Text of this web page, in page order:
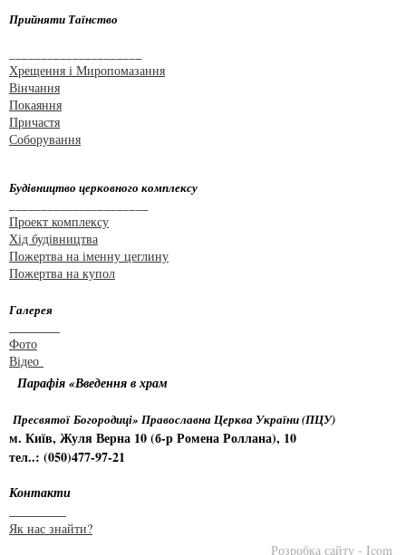
Прийняти Таїнство
Хрещення і Миропомазання
Вінчання
Покаяння
Причастя
Соборування
Будівництво церковного комплексу
Проект комплексу
Хід будівництва
Пожертва на іменну цеглину
Пожертва на купол
Галерея
Фото
Відео
Парафія «Введення в храм
Пресвятої Богородиці» Православна Церква України (ПЦУ)
м. Київ, Жуля Верна 10 (б-р Ромена Роллана), 10
тел..: (050)477-97-21
Контакти
Як нас знайти?
Розробка сайту - Icom